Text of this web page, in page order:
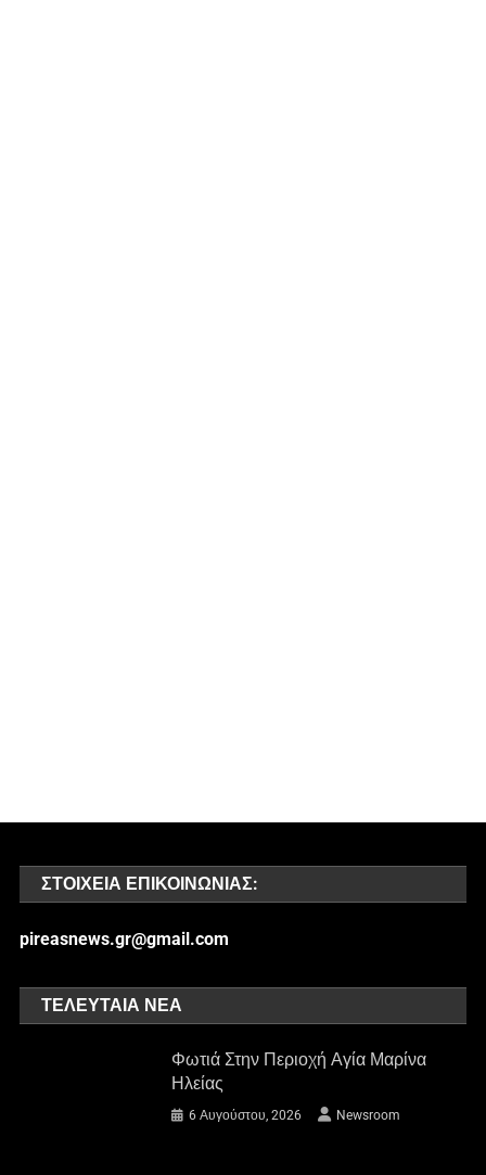
ΣΤΟΙΧΕΊΑ ΕΠΙΚΟΙΝΩΝΊΑΣ:
pireasnews.gr@gmail.com
ΤΕΛΕΥΤΑΊΑ ΝΈΑ
Φωτιά Στην Περιοχή Αγία Μαρίνα
Ηλείας
6 Αυγούστου, 2026 Newsroom